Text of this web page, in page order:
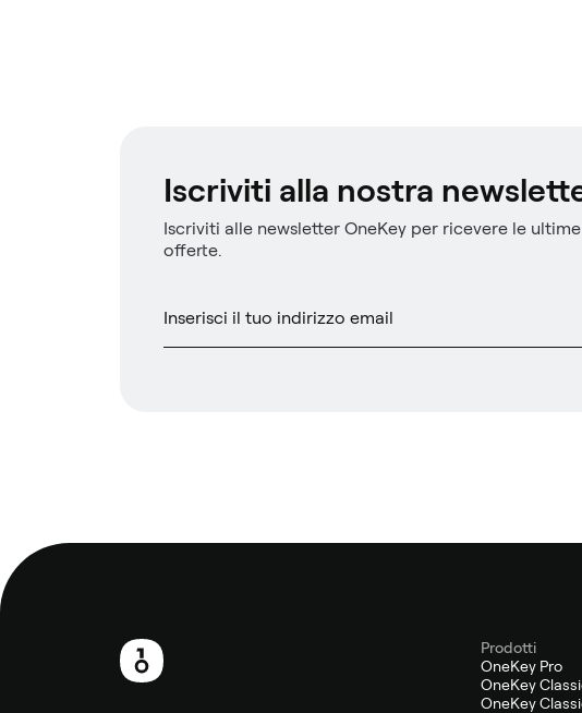
Iscriviti alla nostra
Iscriviti alle newsletter OneKey per ricevere le
offerte.
Prodotti
OneKey Pro
OneKey
OneKey